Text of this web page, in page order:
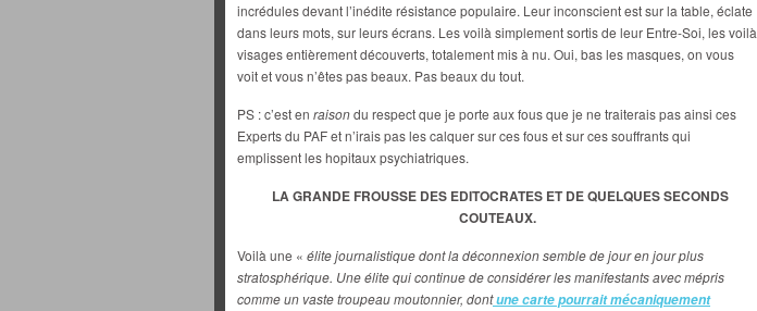
incrédules devant l’inédite résistance populaire. Leur inconscient est sur la table, éclate
dans leurs mots, sur leurs écrans. Les voilà simplement sortis de leur Entre-Soi, les voilà
visages entièrement découverts, totalement mis à nu. Oui, bas les masques, on vous
voit et vous n’êtes pas beaux. Pas beaux du tout.
PS : c’est en raisondu respect que je porte aux fous que je ne traiterais pas ainsi ces
Experts du PAF et n’irais pas les calquer sur ces fous et sur ces souffrants qui
emplissent les hopitaux psychiatriques.
LA GRANDE FROUSSE DES EDITOCRATES ET DE QUELQUES SECONDS
COUTEAUX.
Voilà une « élite journalistique dont la déconnexion semble de jour en jour plus
stratosphérique. Une élite qui continue de considérer les manifestants avec mépris
comme un vaste troupeau moutonnier, dontune carte pourrait mécaniquement